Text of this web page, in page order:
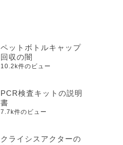
ペットボトルキャップ
回収の闇
10.2k件のビュー
PCR検査キットの説明
書
7.7k件のビュー
クライシスアクターの